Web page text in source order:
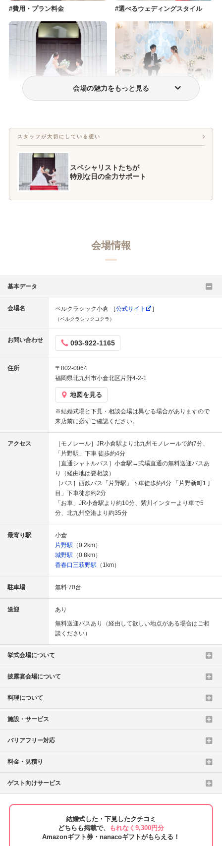
費用・プラン料金 選べるウェディングスタイル
会場の魅力をもっと見る
スタッフが大切にしている想い
スペシャリストたちが
特別な日の全力サポート
会場情報
基本データ
会場名 ベルクラシック小倉 ［公式サイト ］
（ベルクラシックコクラ）
お問い合わせ 093-922-1165
住所
〒802-0064
福岡県北九州市小倉北区片野4-2-1
地図を見る
※結婚式場と下見・相談会場は異なる場合がありますので
来店前に必ずご確認ください。
アクセス
［モノレール］JR小倉駅より北九州モノレールで約7分、
「片野駅」下車 徒歩約4分
［直通シャトルバス］小倉駅→式場直通の無料送迎バスあ
り（経由地は要相談）
［バス］西鉄バス「片野駅」下車徒歩約4分 「片野新町1丁
目」下車徒歩約2分
「お車」JR小倉駅より約10分、紫川インターより車で5
分、北九州空港より約35分
最寄り駅
小倉
片野駅 （0.2km）
城野駅 （0.8km）
香春口三萩野駅 （1km）
駐車場 無料 70台
送迎
あり
無料送迎バスあり（経由して欲しい地点がある場合はご相
談ください）
挙式会場について
披露宴会場について
料理について
施設・サービス
バリアフリー対応
料金・見積り
ゲスト向けサービス
結婚式した・下見したクチコミ
どちらも掲載で、
もれなく9,300円分
Amazonギフト券・nanacoギフトがもらえる！